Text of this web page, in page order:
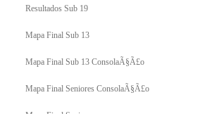
Resultados Sub 19
Mapa Final Sub 13
Mapa Final Sub 13 ConsolaÃ§Ã£o
Mapa Final Seniores ConsolaÃ§Ã£o